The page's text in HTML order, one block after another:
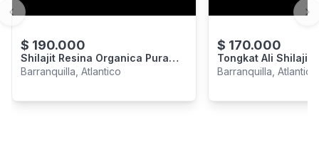
$ 190.000
Shilajit Resina Organica Pura
Ayurveda
Barranquilla, Atlantico
$ 170.000
Tongkat Ali Shilajit
Natural Potente
Barranquilla, Atlantico
Previous slide